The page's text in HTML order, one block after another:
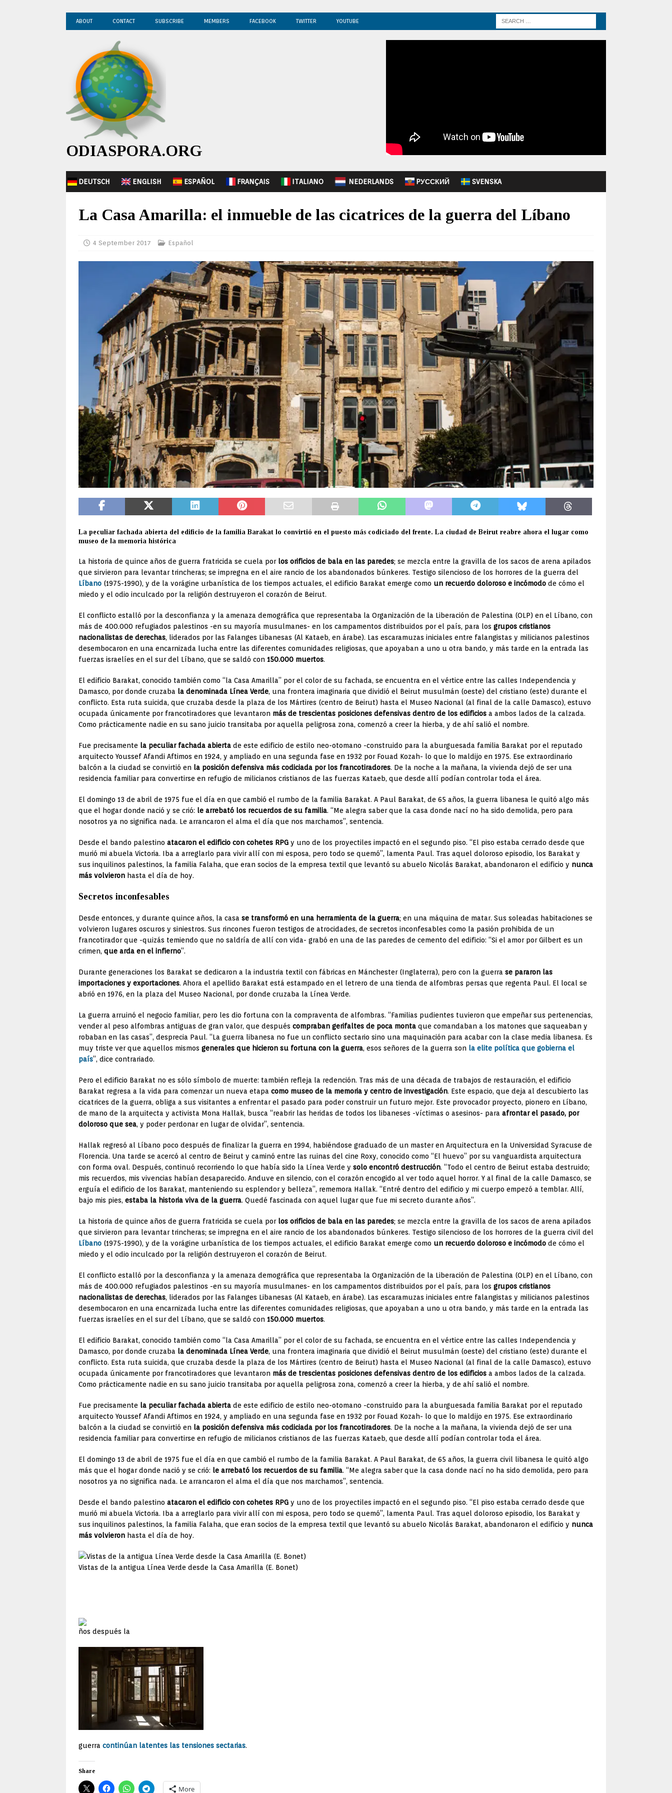
ABOUT CONTACT SUBSCRIBE MEMBERS FACEBOOK TWITTER YOUTUBE
ODIASPORA.ORG
DEUTSCH ENGLISH ESPAÑOL FRANÇAIS ITALIANO NEDERLANDS PУССКИЙ SVENSKA
La Casa Amarilla: el inmueble de las cicatrices de la guerra del Líbano
4 September 2017 Español
La peculiar fachada abierta del edificio de la familia Barakat lo convirtió en el puesto más codiciado del frente. La ciudad de Beirut reabre ahora el lugar como
museo de la memoria histórica
La historia de quince años de guerra fratricida se cuela por los orificios de bala en las paredes; se mezcla entre la gravilla de los sacos de arena apilados
que sirvieron para levantar trincheras; se impregna en el aire rancio de los abandonados búnkeres. Testigo silencioso de los horrores de la guerra del
Líbano (1975-1990), y de la vorágine urbanística de los tiempos actuales, el edificio Barakat emerge como un recuerdo doloroso e incómodo de cómo el
miedo y el odio inculcado por la religión destruyeron el corazón de Beirut.
El conflicto estalló por la desconfianza y la amenaza demográfica que representaba la Organización de la Liberación de Palestina (OLP) en el Líbano, con
más de 400.000 refugiados palestinos -en su mayoría musulmanes- en los campamentos distribuidos por el país, para los grupos cristianos
nacionalistas de derechas, liderados por las Falanges Libanesas (Al Kataeb, en árabe). Las escaramuzas iniciales entre falangistas y milicianos palestinos
desembocaron en una encarnizada lucha entre las diferentes comunidades religiosas, que apoyaban a uno u otra bando, y más tarde en la entrada las
fuerzas israelíes en el sur del Líbano, que se saldó con 150.000 muertos.
El edificio Barakat, conocido también como “la Casa Amarilla” por el color de su fachada, se encuentra en el vértice entre las calles Independencia y
Damasco, por donde cruzaba la denominada Línea Verde, una frontera imaginaria que dividió el Beirut musulmán (oeste) del cristiano (este) durante el
conflicto. Esta ruta suicida, que cruzaba desde la plaza de los Mártires (centro de Beirut) hasta el Museo Nacional (al final de la calle Damasco), estuvo
ocupada únicamente por francotiradores que levantaron más de trescientas posiciones defensivas dentro de los edificios a ambos lados de la calzada.
Como prácticamente nadie en su sano juicio transitaba por aquella peligrosa zona, comenzó a creer la hierba, y de ahí salió el nombre.
Fue precisamente la peculiar fachada abierta de este edificio de estilo neo-otomano -construido para la aburguesada familia Barakat por el reputado
arquitecto Youssef Afandi Aftimos en 1924, y ampliado en una segunda fase en 1932 por Fouad Kozah- lo que lo maldijo en 1975. Ese extraordinario
balcón a la ciudad se convirtió en la posición defensiva más codiciada por los francotiradores. De la noche a la mañana, la vivienda dejó de ser una
residencia familiar para convertirse en refugio de milicianos cristianos de las fuerzas Kataeb, que desde allí podían controlar toda el área.
El domingo 13 de abril de 1975 fue el día en que cambió el rumbo de la familia Barakat. A Paul Barakat, de 65 años, la guerra libanesa le quitó algo más
que el hogar donde nació y se crió: le arrebató los recuerdos de su familia. “Me alegra saber que la casa donde nací no ha sido demolida, pero para
nosotros ya no significa nada. Le arrancaron el alma el día que nos marchamos”, sentencia.
Desde el bando palestino atacaron el edificio con cohetes RPG y uno de los proyectiles impactó en el segundo piso. “El piso estaba cerrado desde que
murió mi abuela Victoria. Iba a arreglarlo para vivir allí con mi esposa, pero todo se quemó”, lamenta Paul. Tras aquel doloroso episodio, los Barakat y
sus inquilinos palestinos, la familia Falaha, que eran socios de la empresa textil que levantó su abuelo Nicolás Barakat, abandonaron el edificio y nunca
más volvieron hasta el día de hoy.
Secretos inconfesables
Desde entonces, y durante quince años, la casa se transformó en una herramienta de la guerra; en una máquina de matar. Sus soleadas habitaciones se
volvieron lugares oscuros y siniestros. Sus rincones fueron testigos de atrocidades, de secretos inconfesables como la pasión prohibida de un
francotirador que -quizás temiendo que no saldría de allí con vida- grabó en una de las paredes de cemento del edificio: “Si el amor por Gilbert es un
crimen, que arda en el infierno”.
Durante generaciones los Barakat se dedicaron a la industria textil con fábricas en Mánchester (Inglaterra), pero con la guerra se pararon las
importaciones y exportaciones. Ahora el apellido Barakat está estampado en el letrero de una tienda de alfombras persas que regenta Paul. El local se
abrió en 1976, en la plaza del Museo Nacional, por donde cruzaba la Línea Verde.
La guerra arruinó el negocio familiar, pero les dio fortuna con la compraventa de alfombras. “Familias pudientes tuvieron que empeñar sus pertenencias,
vender al peso alfombras antiguas de gran valor, que después compraban gerifaltes de poca monta que comandaban a los matones que saqueaban y
robaban en las casas”, desprecia Paul. “La guerra libanesa no fue un conflicto sectario sino una maquinación para acabar con la clase media libanesa. Es
muy triste ver que aquellos mismos generales que hicieron su fortuna con la guerra, esos señores de la guerra son la elite política que gobierna el
país”, dice contrariado.
Pero el edificio Barakat no es sólo símbolo de muerte: también refleja la redención. Tras más de una década de trabajos de restauración, el edificio
Barakat regresa a la vida para comenzar un nueva etapa como museo de la memoria y centro de investigación. Este espacio, que deja al descubierto las
cicatrices de la guerra, obliga a sus visitantes a enfrentar el pasado para poder construir un futuro mejor. Este provocador proyecto, pionero en Líbano,
de mano de la arquitecta y activista Mona Hallak, busca “reabrir las heridas de todos los libaneses -víctimas o asesinos- para afrontar el pasado, por
doloroso que sea, y poder perdonar en lugar de olvidar”, sentencia.
Hallak regresó al Líbano poco después de finalizar la guerra en 1994, habiéndose graduado de un master en Arquitectura en la Universidad Syracuse de
Florencia. Una tarde se acercó al centro de Beirut y caminó entre las ruinas del cine Roxy, conocido como “El huevo” por su vanguardista arquitectura
con forma oval. Después, continuó recorriendo lo que había sido la Línea Verde y solo encontró destrucción. “Todo el centro de Beirut estaba destruido;
mis recuerdos, mis vivencias habían desaparecido. Anduve en silencio, con el corazón encogido al ver todo aquel horror. Y al final de la calle Damasco, se
erguía el edificio de los Barakat, manteniendo su esplendor y belleza”, rememora Hallak. “Entré dentro del edificio y mi cuerpo empezó a temblar. Allí,
bajo mis pies, estaba la historia viva de la guerra. Quedé fascinada con aquel lugar que fue mi secreto durante años”.
La historia de quince años de guerra fratricida se cuela por los orificios de bala en las paredes; se mezcla entre la gravilla de los sacos de arena apilados
que sirvieron para levantar trincheras; se impregna en el aire rancio de los abandonados búnkeres. Testigo silencioso de los horrores de la guerra civil del
Líbano (1975-1990), y de la vorágine urbanística de los tiempos actuales, el edificio Barakat emerge como un recuerdo doloroso e incómodo de cómo el
miedo y el odio inculcado por la religión destruyeron el corazón de Beirut.
El conflicto estalló por la desconfianza y la amenaza demográfica que representaba la Organización de la Liberación de Palestina (OLP) en el Líbano, con
más de 400.000 refugiados palestinos -en su mayoría musulmanes- en los campamentos distribuidos por el país, para los grupos cristianos
nacionalistas de derechas, liderados por las Falanges Libanesas (Al Kataeb, en árabe). Las escaramuzas iniciales entre falangistas y milicianos palestinos
desembocaron en una encarnizada lucha entre las diferentes comunidades religiosas, que apoyaban a uno u otra bando, y más tarde en la entrada las
fuerzas israelíes en el sur del Líbano, que se saldó con 150.000 muertos.
El edificio Barakat, conocido también como “la Casa Amarilla” por el color de su fachada, se encuentra en el vértice entre las calles Independencia y
Damasco, por donde cruzaba la denominada Línea Verde, una frontera imaginaria que dividió el Beirut musulmán (oeste) del cristiano (este) durante el
conflicto. Esta ruta suicida, que cruzaba desde la plaza de los Mártires (centro de Beirut) hasta el Museo Nacional (al final de la calle Damasco), estuvo
ocupada únicamente por francotiradores que levantaron más de trescientas posiciones defensivas dentro de los edificios a ambos lados de la calzada.
Como prácticamente nadie en su sano juicio transitaba por aquella peligrosa zona, comenzó a creer la hierba, y de ahí salió el nombre.
Fue precisamente la peculiar fachada abierta de este edificio de estilo neo-otomano -construido para la aburguesada familia Barakat por el reputado
arquitecto Youssef Afandi Aftimos en 1924, y ampliado en una segunda fase en 1932 por Fouad Kozah- lo que lo maldijo en 1975. Ese extraordinario
balcón a la ciudad se convirtió en la posición defensiva más codiciada por los francotiradores. De la noche a la mañana, la vivienda dejó de ser una
residencia familiar para convertirse en refugio de milicianos cristianos de las fuerzas Kataeb, que desde allí podían controlar toda el área.
El domingo 13 de abril de 1975 fue el día en que cambió el rumbo de la familia Barakat. A Paul Barakat, de 65 años, la guerra civil libanesa le quitó algo
más que el hogar donde nació y se crió: le arrebató los recuerdos de su familia. “Me alegra saber que la casa donde nací no ha sido demolida, pero para
nosotros ya no significa nada. Le arrancaron el alma el día que nos marchamos”, sentencia.
Desde el bando palestino atacaron el edificio con cohetes RPG y uno de los proyectiles impactó en el segundo piso. “El piso estaba cerrado desde que
murió mi abuela Victoria. Iba a arreglarlo para vivir allí con mi esposa, pero todo se quemó”, lamenta Paul. Tras aquel doloroso episodio, los Barakat y
sus inquilinos palestinos, la familia Falaha, que eran socios de la empresa textil que levantó su abuelo Nicolás Barakat, abandonaron el edificio y nunca
más volvieron hasta el día de hoy.
Vistas de la antigua Línea Verde desde la Casa Amarilla (E. Bonet)
ños después la
guerra continúan latentes las tensiones sectarias.
Share
More